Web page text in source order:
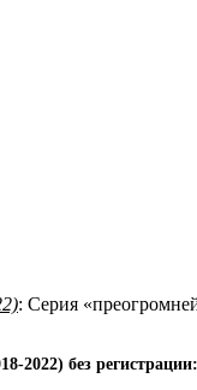
: Серия
2022) без регистрации: